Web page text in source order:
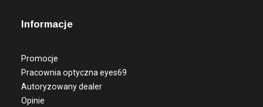
Informacje
Promocje
Pracownia optyczna eyes69
Autoryzowany dealer
Opinie